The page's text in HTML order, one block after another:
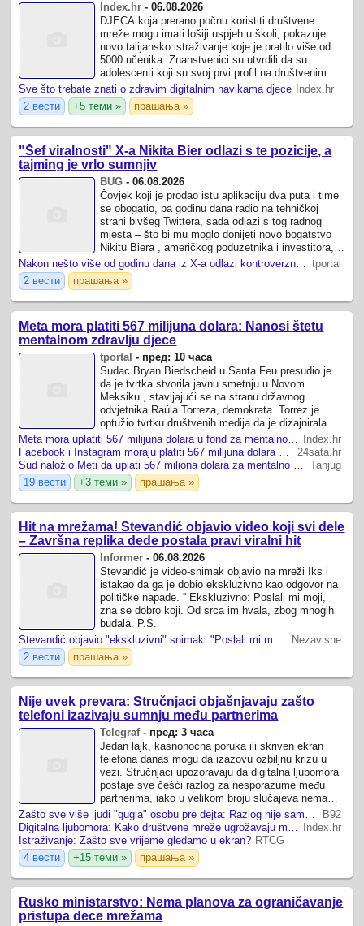
Index.hr -06.08.2026
DJECA koja prerano počnu koristiti društvene
mreže mogu imati lošiji uspjeh u školi, pokazuje
novo talijansko istraživanje koje je pratilo više od
5000 učenika. Znanstvenici su utvrdili da su
adolescenti koji su svoj prvi profil na društvenim
mrežama otvorili s 11 godina kasnije ...
Sve što trebate znati o zdravim digitalnim navikama djece
Index.hr
2 вести
+5 теми » прашања »
"Šef viralnosti" X-a Nikita Bier odlazi s te pozicije, a
tajming je vrlo sumnjiv
BUG -06.08.2026
Čovjek koji je prodao istu aplikaciju dva puta i time
se obogatio, pa godinu dana radio na tehničkoj
strani bivšeg Twittera, sada odlazi s tog radnog
mjesta – što bi mu moglo donijeti novo bogatstvo
Nikitu Biera , američkog poduzetnika i investitora,
na našim se stranicama ...
Nakon nešto više od godinu dana iz X-a odlazi kontroverzni voditelj proizvoda tportal
2 вести
прашања »
Meta mora platiti 567 milijuna dolara: Nanosi štetu
mentalnom zdravlju djece
tportal - пред: 10 часа
Sudac Bryan Biedscheid u Santa Feu presudio je
da je tvrtka stvorila javnu smetnju u Novom
Meksiku , stavljajući se na stranu državnog
odvjetnika Raúla Torreza, demokrata. Torrez je
optužio tvrtku društvenih medija da je dizajnirala
svoje proizvode kako bi izazvala ovisnost kod ...
Index.hr
24sata.hr
Tanjug
19 вести
+3 теми » прашања »
Hit na mrežama! Stevandić objavio video koji svi dele
– Završna replika dede postala pravi viralni hit
Informer -06.08.2026
Stevandić je video-snimak objavio na mreži Iks i
istakao da ga je dobio ekskluzivno kao odgovor na
političke napade. '' Ekskluzivno: Poslali mi moji,
zna se dobro koji. Od srca im hvala, zbog mnogih
budala. P.S.
Nezavisne
2 вести
прашања »
Nije uvek prevara: Stručnjaci objašnjavaju zašto
telefoni izazivaju sumnju među partnerima
Telegraf- пред: 3 часа
Jedan lajk, kasnonoćna poruka ili skriven ekran
telefona danas mogu da izazovu ozbiljnu krizu u
vezi. Stručnjaci upozoravaju da digitalna ljubomora
postaje sve češći razlog za nesporazume među
partnerima, iako u velikom broju slučajeva nema
stvarne prevare.
B92
Index.hr
Istraživanje: Zašto sve vrijeme gledamo u ekran? RTCG
4 вести
+15 теми » прашања »
Rusko ministarstvo: Nema planova za ograničavanje
pristupa dece mrežama